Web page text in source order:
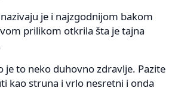
je i najzgodnijom bakom
prilikom otkrila šta je tajna
je to neko duhovno zdravlje. Pazite
kao struna i vrlo nesretni i onda